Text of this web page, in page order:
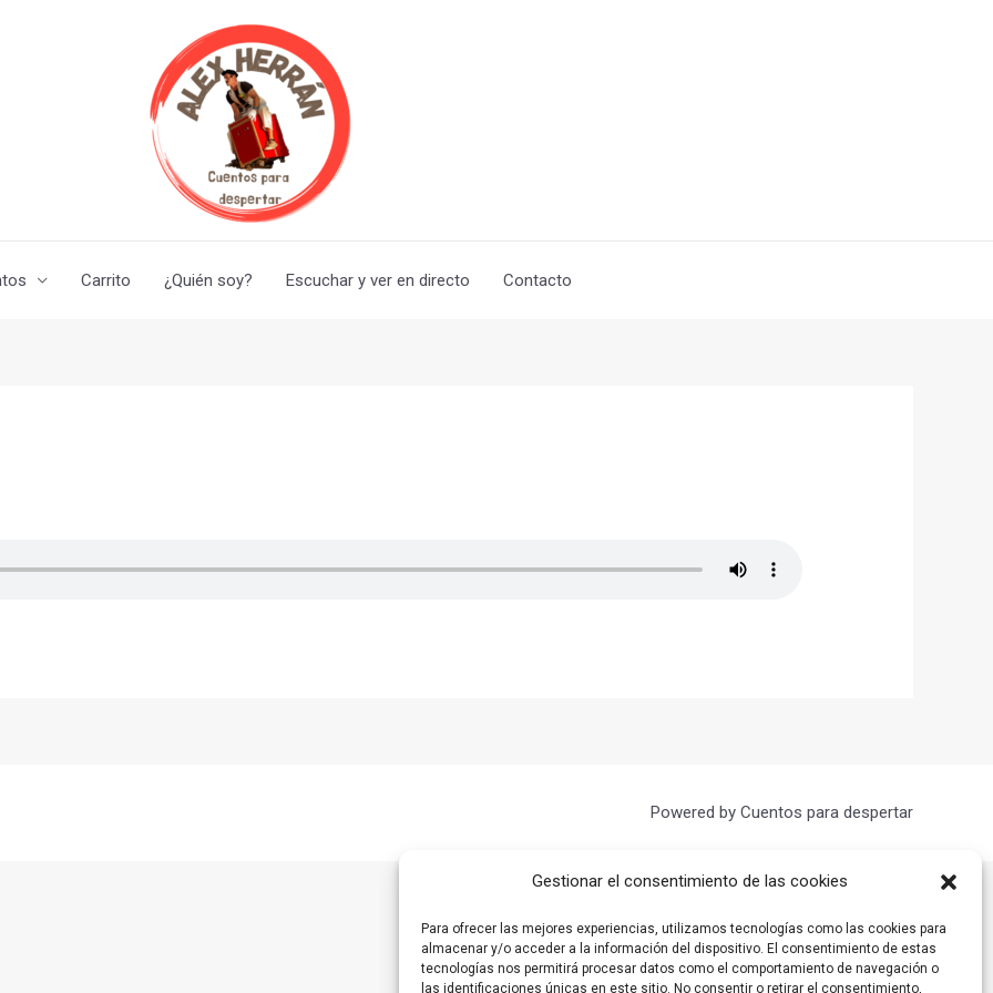
Gestionar el consentimiento de las cookies
Para ofrecer las mejores experiencias, utilizamos tecnologías como las cookies para
almacenar y/o acceder a la información del dispositivo. El consentimiento de estas
tecnologías nos permitirá procesar datos como el comportamiento de navegación o
las identificaciones únicas en este sitio. No consentir o retirar el consentimiento,
Carrito ¿Quién soy? Escuchar y ver en directo Contacto
Powered by Cuentos para despertar